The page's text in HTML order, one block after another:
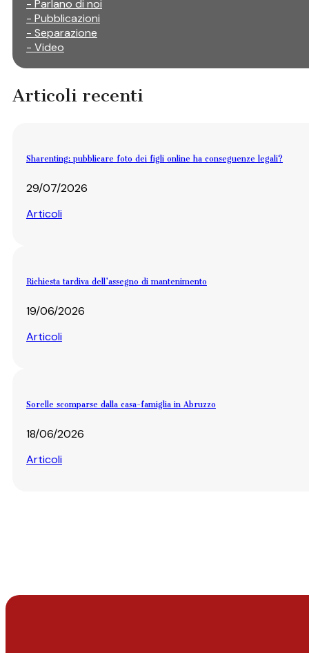
- Parlano di noi
- Pubblicazioni
- Separazione
- Video
Articoli recenti
Sharenting: pubblicare foto dei figli online ha conseguenze legali?
29/07/2026
Articoli
Richiesta tardiva dell’assegno di mantenimento
19/06/2026
Articoli
Sorelle scomparse dalla casa-famiglia in Abruzzo
18/06/2026
Articoli